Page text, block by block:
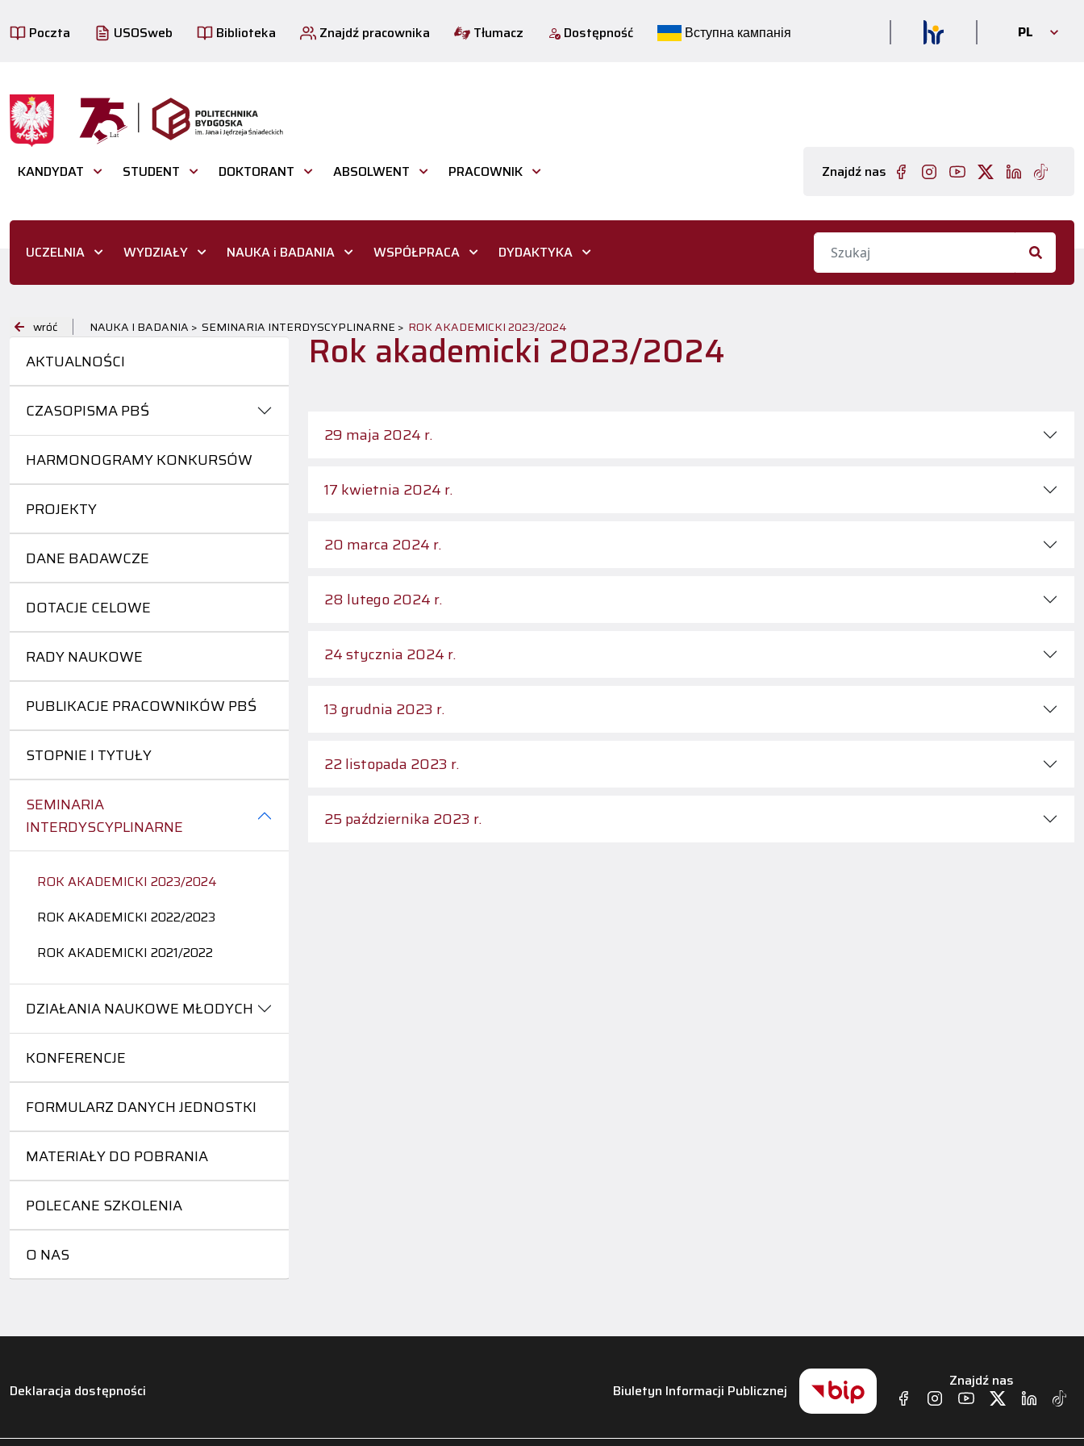
Poczta USOSweb Biblioteka Znajdź pracownika Tłumacz Dostępność Вступна кампанія PL
KANDYDAT STUDENT DOKTORANT ABSOLWENT PRACOWNIK Znajdź nas
UCZELNIA WYDZIAŁY NAUKA i BADANIA WSPÓŁPRACA DYDAKTYKA
wróć NAUKA I BADANIA > SEMINARIA INTERDYSCYPLINARNE > ROK AKADEMICKI 2023/2024
AKTUALNOŚCI
CZASOPISMA PBŚ
HARMONOGRAMY KONKURSÓW
PROJEKTY
DANE BADAWCZE
DOTACJE CELOWE
RADY NAUKOWE
PUBLIKACJE PRACOWNIKÓW PBŚ
STOPNIE I TYTUŁY
SEMINARIA
INTERDYSCYPLINARNE
ROK AKADEMICKI 2023/2024
ROK AKADEMICKI 2022/2023
ROK AKADEMICKI 2021/2022
DZIAŁANIA NAUKOWE MŁODYCH
KONFERENCJE
FORMULARZ DANYCH JEDNOSTKI
MATERIAŁY DO POBRANIA
POLECANE SZKOLENIA
O NAS
Rok akademicki 2023/2024
29 maja 2024 r.
17 kwietnia 2024 r.
20 marca 2024 r.
28 lutego 2024 r.
24 stycznia 2024 r.
13 grudnia 2023 r.
22 listopada 2023 r.
25 października 2023 r.
Deklaracja dostępności Biuletyn Informacji Publicznej
Znajdź nas